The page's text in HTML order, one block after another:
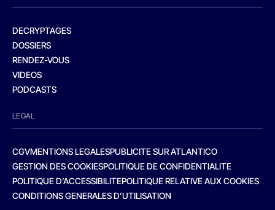
DECRYPTAGES
DOSSIERS
RENDEZ-VOUS
VIDEOS
PODCASTS
LEGAL
CGVMENTIONS LEGALESPUBLICITE SUR ATLANTICO
GESTION DES COOKIESPOLITIQUE DE CONFIDENTIALITE
POLITIQUE D’ACCESSIBILITEPOLITIQUE RELATIVE AUX COOKIES
CONDITIONS GENERALES D’UTILISATION